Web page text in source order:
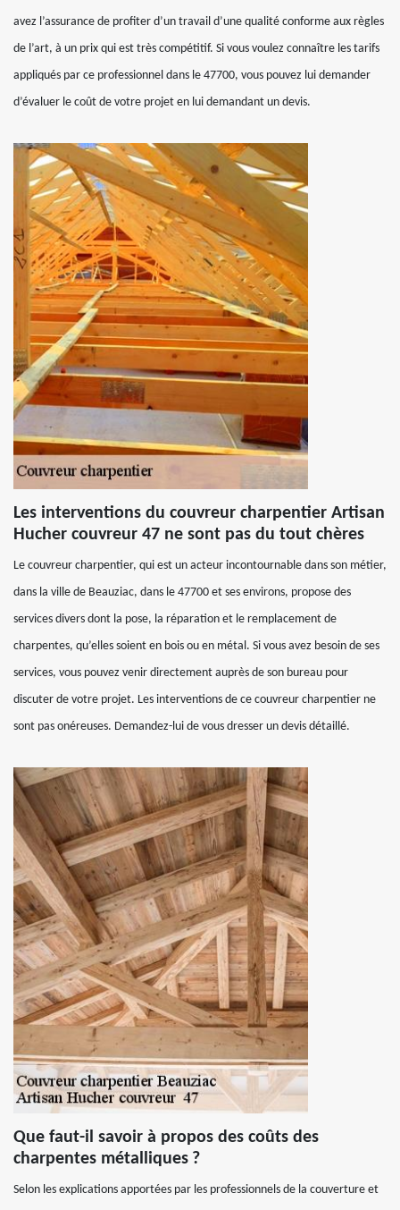
avez l’assurance de profiter d’un travail d’une qualité conforme aux règles
de l’art, à un prix qui est très compétitif. Si vous voulez connaître les tarifs
appliqués par ce professionnel dans le 47700, vous pouvez lui demander
d’évaluer le coût de votre projet en lui demandant un devis.
Les interventions du couvreur charpentier Artisan
Hucher couvreur 47 ne sont pas du tout chères
Le couvreur charpentier, qui est un acteur incontournable dans son métier,
dans la ville de Beauziac, dans le 47700 et ses environs, propose des
services divers dont la pose, la réparation et le remplacement de
charpentes, qu’elles soient en bois ou en métal. Si vous avez besoin de ses
services, vous pouvez venir directement auprès de son bureau pour
discuter de votre projet. Les interventions de ce couvreur charpentier ne
sont pas onéreuses. Demandez-lui de vous dresser un devis détaillé.
Que faut-il savoir à propos des coûts des
charpentes métalliques ?
Selon les explications apportées par les professionnels de la couverture et